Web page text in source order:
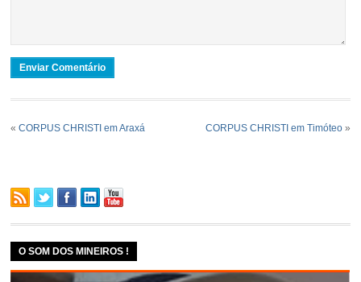
«CORPUS CHRISTI em Araxá CORPUS CHRISTI em Timóteo»
O SOM DOS MINEIROS !